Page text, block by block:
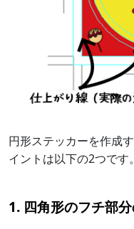
円形ステッカーを作成
イントは以下の2つです。
1. 四角形のフチ部